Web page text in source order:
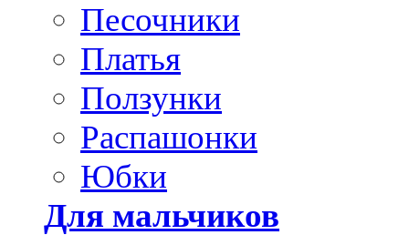
Песочники
Платья
Ползунки
Распашонки
Юбки
Для мальчиков